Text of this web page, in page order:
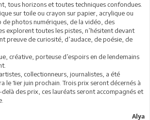
tous horizons et toutes techniques confondues.
sur toile ou crayon sur papier, acrylique ou
de photos numériques, de la vidéo, des
explorent toutes les pistes, n’hésitent devant
preuve de curiosité, d’audace, de poésie, de
créative, porteuse d’espoirs en de lendemains
collectionneurs, journalistes, a été
le 1ier juin prochain. Trois prix seront décernés à
des prix, ces lauréats seront accompagnés et
Alya